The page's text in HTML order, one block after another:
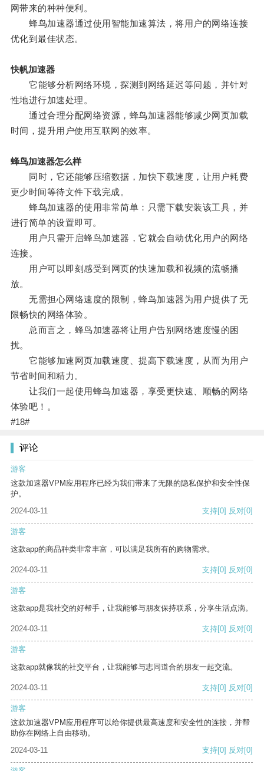
网带来的种种便利。
蜂鸟加速器通过使用智能加速算法，将用户的网络连接
优化到最佳状态。
快帆加速器
它能够分析网络环境，探测到网络延迟等问题，并针对
性地进行加速处理。
通过合理分配网络资源，蜂鸟加速器能够减少网页加载
时间，提升用户使用互联网的效率。
蜂鸟加速器怎么样
同时，它还能够压缩数据，加快下载速度，让用户耗费
更少时间等待文件下载完成。
蜂鸟加速器的使用非常简单：只需下载安装该工具，并
进行简单的设置即可。
用户只需开启蜂鸟加速器，它就会自动优化用户的网络
连接。
用户可以即刻感受到网页的快速加载和视频的流畅播
放。
无需担心网络速度的限制，蜂鸟加速器为用户提供了无
限畅快的网络体验。
总而言之，蜂鸟加速器将让用户告别网络速度慢的困
扰。
它能够加速网页加载速度、提高下载速度，从而为用户
节省时间和精力。
让我们一起使用蜂鸟加速器，享受更快速、顺畅的网络
体验吧！。
#18#
评论
游客
这款加速器VPM应用程序已经为我们带来了无限的隐私保护和安全性保
护。
2024-03-11
支持[0] 反对[0]
游客
这款app的商品种类非常丰富，可以满足我所有的购物需求。
2024-03-11 支持[0] 反对[0]
游客
这款app是我社交的好帮手，让我能够与朋友保持联系，分享生活点滴。
2024-03-11 支持[0] 反对[0]
游客
这款app就像我的社交平台，让我能够与志同道合的朋友一起交流。
2024-03-11 支持[0] 反对[0]
游客
这款加速器VPM应用程序可以给你提供最高速度和安全性的连接，并帮
助你在网络上自由移动。
2024-03-11
支持[0] 反对[0]